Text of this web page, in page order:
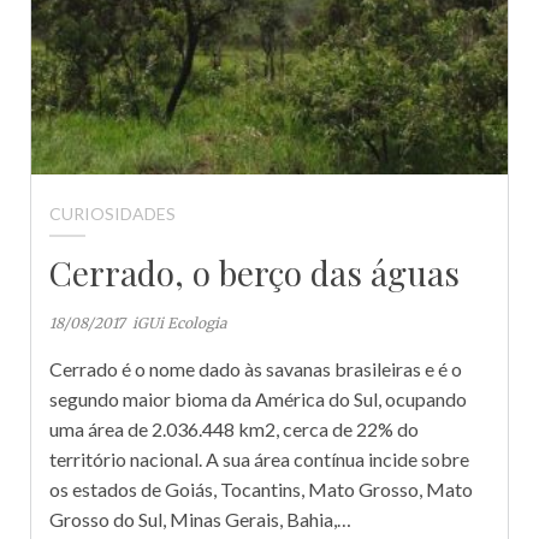
CURIOSIDADES
Cerrado, o berço das águas
18/08/2017 iGUi Ecologia
Cerrado é o nome dado às savanas brasileiras e é o
segundo maior bioma da América do Sul, ocupando
uma área de 2.036.448 km2, cerca de 22% do
território nacional. A sua área contínua incide sobre
os estados de Goiás, Tocantins, Mato Grosso, Mato
Grosso do Sul, Minas Gerais, Bahia,…